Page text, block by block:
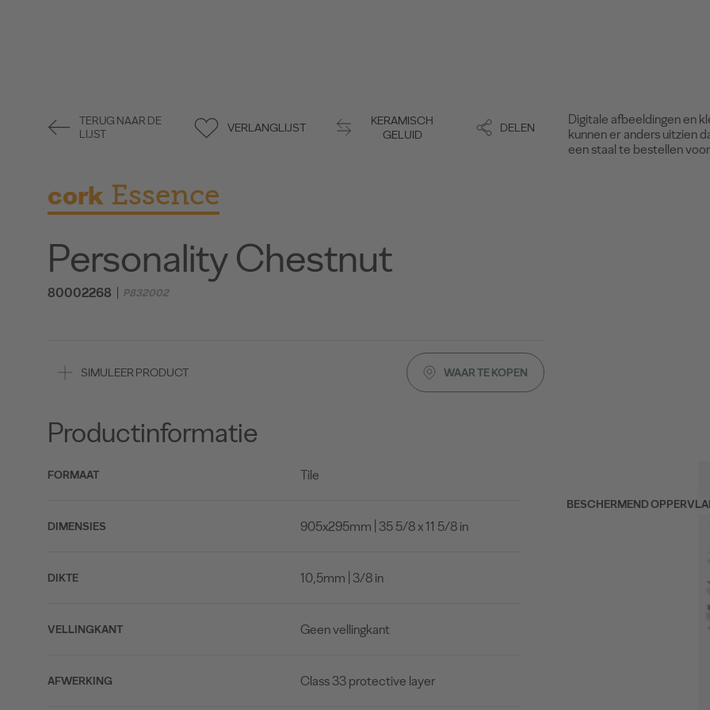
TERUG NAAR DE
LIJST
VERLANGLIJST
KERAMISCH
GELUID
DELEN
cork Essence
Personality Chestnut
80002268 P832002
SIMULEER PRODUCT WAAR TE KOPEN
Digitale afbeeldingen en
kunnen er anders uitzien
een staal te bestellen
Productinformatie
FORMAAT Tile
DIMENSIES 905x295mm | 35 5/8 x 11 5/8 in
DIKTE 10,5mm | 3/8 in
VELLINGKANT Geen vellingkant
AFWERKING Class 33 protective layer
BESCHERMEND